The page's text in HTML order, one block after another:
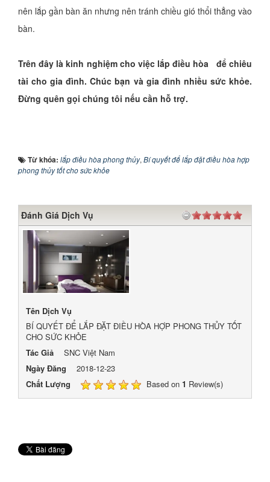
nên lắp gần bàn ăn nhưng nên tránh chiều gió thổi thẳng vào
bàn.
Trên đây là kinh nghiệm cho việc lắp điều hòa để chiêu
tài cho gia đình. Chúc bạn và gia đình nhiều sức khỏe.
Đừng quên gọi chúng tôi nếu cần hỗ trợ.
Từ khóa: lắp điều hòa phong thủy, Bí quyết để lắp đặt điều hòa hợp
phong thủy tốt cho sức khỏe
Đánh Giá Dịch Vụ
Tên Dịch Vụ
BÍ QUYẾT ĐỂ LẮP ĐẶT ĐIỀU HÒA HỢP PHONG THỦY TỐT
CHO SỨC KHỎE
Tác Giả
SNC Việt Nam
Ngày Đăng
2018-12-23
Chất Lượng
Based on 1 Review(s)